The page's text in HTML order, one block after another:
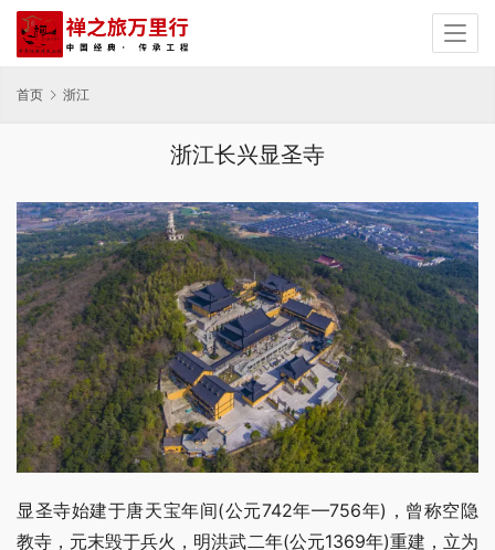
首页 浙江
浙江长兴显圣寺
显圣寺始建于唐天宝年间(公元742年—756年)，曾称空隐
教寺，元末毁于兵火，明洪武二年(公元1369年)重建，立为